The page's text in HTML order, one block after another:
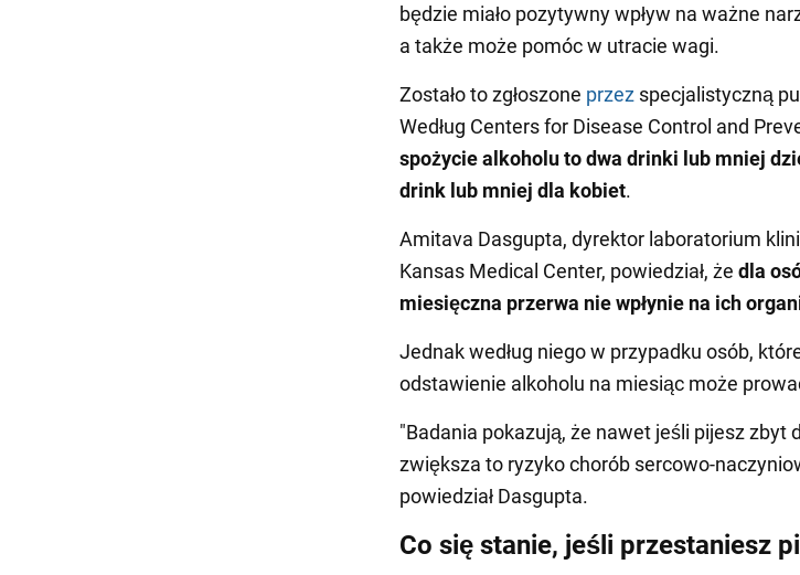
będzie miało pozytywny wpływ na ważne
a także może pomóc w utracie wagi.
Zostało to zgłoszone przez specjalistyczną
Według Centers for Disease Control and
spożycie alkoholu to dwa drinki lub mniej
drink lub mniej dla kobiet.
Amitava Dasgupta, dyrektor laboratorium
Kansas Medical Center, powiedział, że dla
miesięczna przerwa nie wpłynie na ich
Jednak według niego w przypadku osób,
odstawienie alkoholu na miesiąc może
"Badania pokazują, że nawet jeśli pijesz zbyt
zwiększa to ryzyko chorób sercowo-
powiedział Dasgupta.
Co się stanie, jeśli przestaniesz